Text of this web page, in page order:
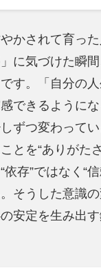
かされて育っ
に気づけた瞬
す。「自分の
できるように
ずつ変わって
とを“ありがた
依存”ではなく“
そうした意識
安定を生み出